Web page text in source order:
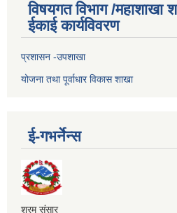
विषयगत विभाग /महाशाखा
ईकाई कार्यविवरण
प्रशासन -उपशाखा
योजना तथा पूर्वाधार विकास शाखा
ई-गभर्नेन्स
श्रम संसार